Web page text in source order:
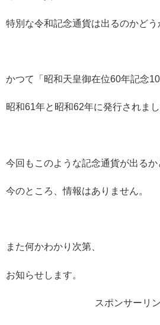
特別な令和記念通貨は出るのかどう
かつて「昭和天皇御在位60年記念
昭和61年と昭和62年に発行されまし
今回もこのような記念通貨が出るか
今のところ、情報はありません。
また何かわかり次第、
お知らせします。
スポンサーリ